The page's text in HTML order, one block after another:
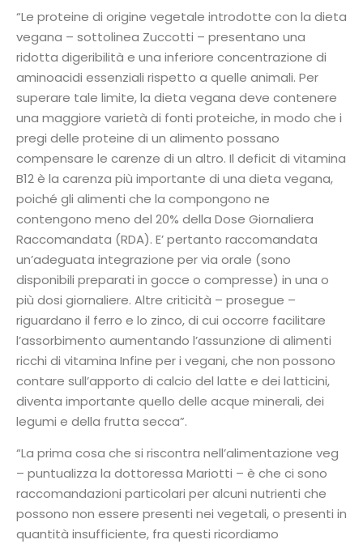
“Le proteine di origine vegetale introdotte con la dieta
vegana – sottolinea Zuccotti – presentano una
ridotta digeribilità e una inferiore concentrazione di
aminoacidi essenziali rispetto a quelle animali. Per
superare tale limite, la dieta vegana deve contenere
una maggiore varietà di fonti proteiche, in modo che i
pregi delle proteine di un alimento possano
compensare le carenze di un altro. Il deficit di vitamina
B12 è la carenza più importante di una dieta vegana,
poiché gli alimenti che la compongono ne
contengono meno del 20% della Dose Giornaliera
Raccomandata (RDA). E’ pertanto raccomandata
un’adeguata integrazione per via orale (sono
disponibili preparati in gocce o compresse) in una o
più dosi giornaliere. Altre criticità – prosegue –
riguardano il ferro e lo zinco, di cui occorre facilitare
l’assorbimento aumentando l’assunzione di alimenti
ricchi di vitamina Infine per i vegani, che non possono
contare sull’apporto di calcio del latte e dei latticini,
diventa importante quello delle acque minerali, dei
legumi e della frutta secca”.
“La prima cosa che si riscontra nell’alimentazione veg
– puntualizza la dottoressa Mariotti – è che ci sono
raccomandazioni particolari per alcuni nutrienti che
possono non essere presenti nei vegetali, o presenti in
quantità insufficiente, fra questi ricordiamo